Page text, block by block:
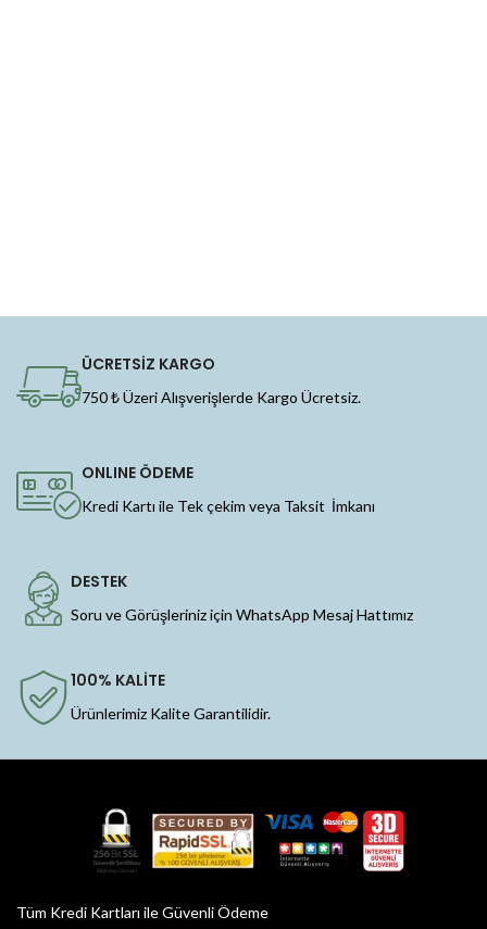
ÜCRETSİZ KARGO
750 ₺ Üzeri Alışverişlerde Kargo Ücretsiz.
ONLINE ÖDEME
Kredi Kartı ile Tek çekim veya Taksit İmkanı
DESTEK
Soru ve Görüşleriniz için WhatsApp Mesaj Hattımız
100% KALİTE
Ürünlerimiz Kalite Garantilidir.
Tüm Kredi Kartları ile Güvenli Ödeme